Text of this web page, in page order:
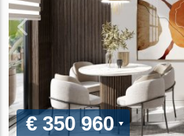
€ 350 960